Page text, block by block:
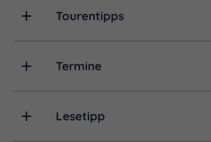
Tourentipps
Termine
Lesetipp